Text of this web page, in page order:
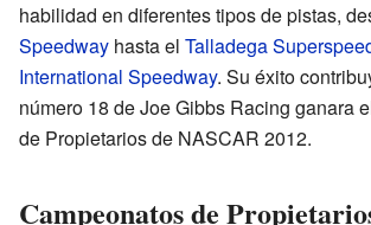
habilidad en diferentes tipos de pistas,
Speedway hasta el Talladega
International Speedway. Su éxito
número 18 de Joe Gibbs Racing ganara
de Propietarios de NASCAR 2012.
Campeonatos de